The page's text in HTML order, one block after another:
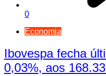
0
Economia
Ibovespa fecha
0,03%, aos